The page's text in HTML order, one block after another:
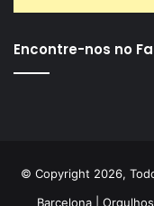
Encontre-nos no
© Copyright 2026,
Barcelona|